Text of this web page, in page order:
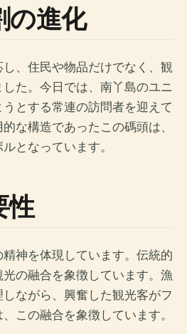
の進化
、住民や物品だけでなく、観
た。今日では、南丫島のユニ
とする常連の訪問者を迎えて
な構造であったこの碼頭は、
となっています。
性
神を体現しています。伝統的
の融合を象徴しています。漁
ながら、興奮した観光客がフ
この融合を象徴しています。